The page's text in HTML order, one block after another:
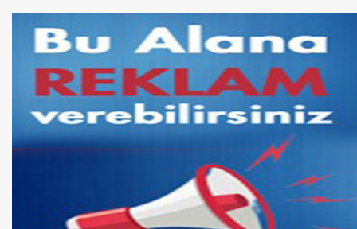
Şampiyon Melekleri Yaşatma
Derneği:Vicdanlarınız tutsak, kalemleriniz esir